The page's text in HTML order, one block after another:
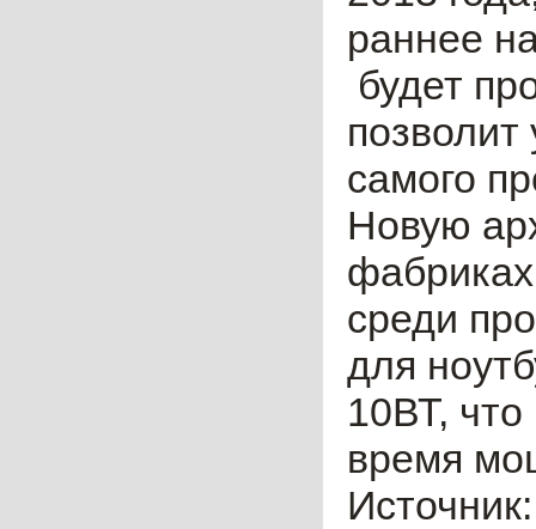
раннее
будет
самого
Новую
cреди
для
10ВТ, что
время